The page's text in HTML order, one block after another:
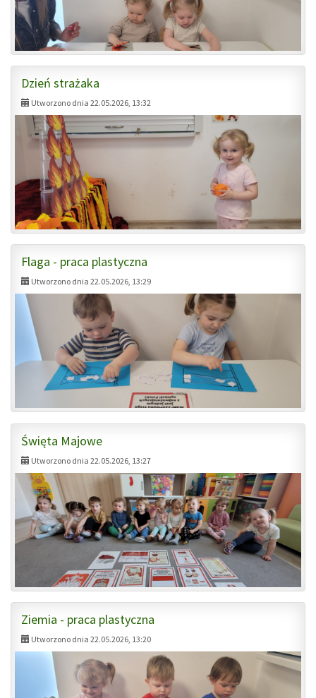
Dzień strażaka
Utworzono dnia 22.05.2026, 13:32
Flaga - praca plastyczna
Utworzono dnia 22.05.2026, 13:29
Święta Majowe
Utworzono dnia 22.05.2026, 13:27
Ziemia - praca plastyczna
Utworzono dnia 22.05.2026, 13:20